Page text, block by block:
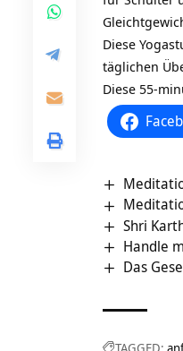
Diese
täglichen
Diese 55-
Shri
Handle
Das